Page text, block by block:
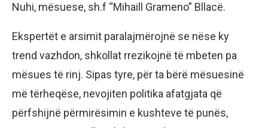
Nuhi, mësuese, sh.f “Mihaill Grameno” Bllacë.
Ekspertët e arsimit paralajmërojnë se nëse ky
trend vazhdon, shkollat rrezikojnë të mbeten pa
mësues të rinj. Sipas tyre, për ta bërë mësuesinë
më tërheqëse, nevojiten politika afatgjata që
përfshijnë përmirësimin e kushteve të punës,